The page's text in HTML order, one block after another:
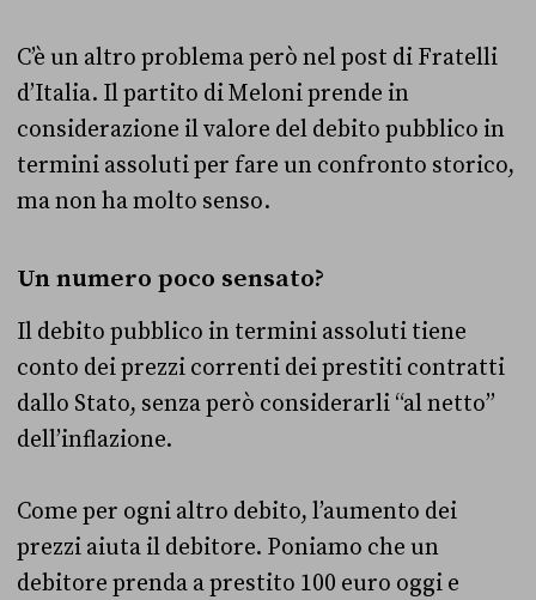
C’è un altro problema però nel post di Fratelli
d’Italia. Il partito di Meloni prende in
considerazione il valore del debito pubblico in
termini assoluti per fare un confronto storico,
ma non ha molto senso.
Un numero poco sensato?
Il debito pubblico in termini assoluti tiene
conto dei prezzi correnti dei prestiti contratti
dallo Stato, senza però considerarli “al netto”
dell’inflazione.
Come per ogni altro debito, l’aumento dei
prezzi aiuta il debitore. Poniamo che un
debitore prenda a prestito 100 euro oggi e